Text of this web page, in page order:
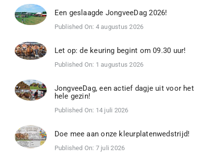
Een geslaagde JongveeDag 2026!
Published On: 4 augustus 2026
Let op: de keuring begint om 09.30 uur!
Published On: 1 augustus 2026
JongveeDag, een actief dagje uit voor het
hele gezin!
Published On: 14 juli 2026
Doe mee aan onze kleurplatenwedstrijd!
Published On: 7 juli 2026